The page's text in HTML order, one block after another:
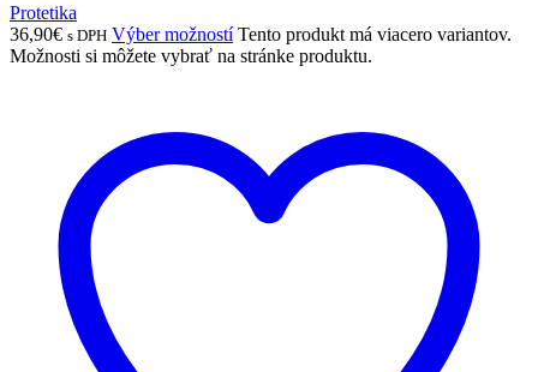
Protetika
36,90€ s DPH Výber možností Tento produkt má viacero variantov.
Možnosti si môžete vybrať na stránke produktu.